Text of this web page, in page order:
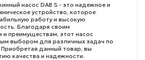
насос DAB S - это надежное и
устройство, которое
работу и высокую
Благодаря своим
и преимуществам, этот насос
выбором для различных задач по
данный товар, вы
качества и надежности.